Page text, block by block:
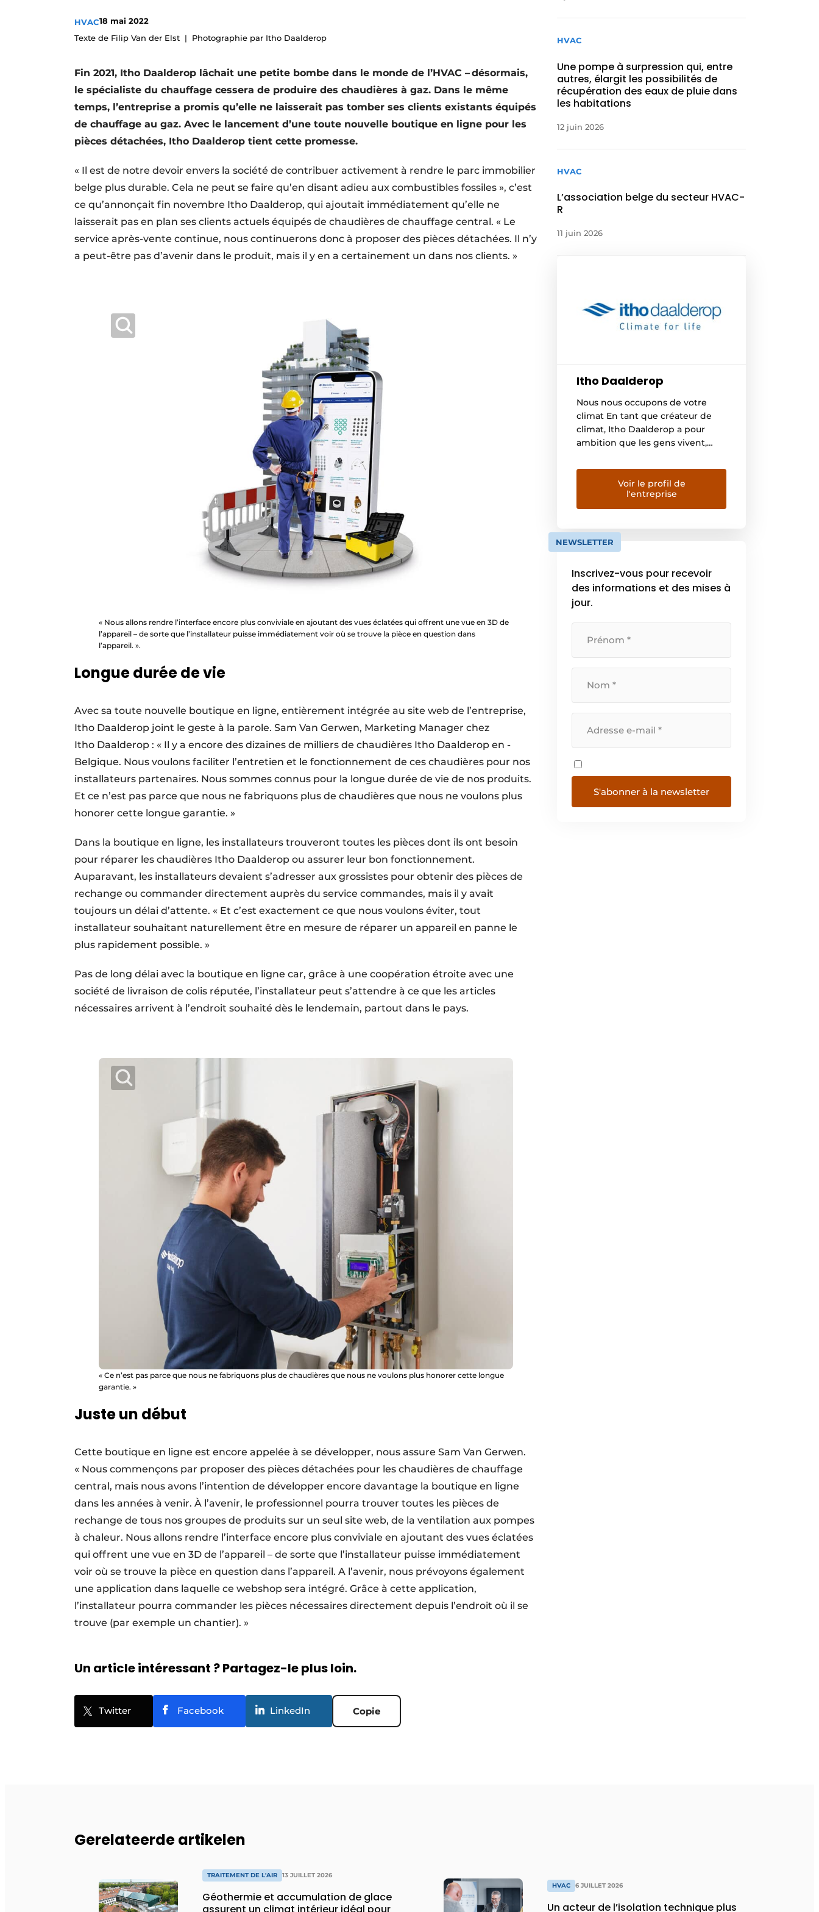
S’inscrire
Video’s
HVAC18 mai 2022
Texte de Filip Van der Elst
Photographie par Itho Daalderop
Fin 2021, Itho Daalderop lâchait une petite bombe dans le monde de l’HVAC – désormais,
le spécialiste du chauffage cessera de produire des chaudières à gaz. Dans le même
temps, l’entreprise a promis qu’elle ne laisserait pas tomber ses clients existants équipés
de chauffage au gaz. Avec le lancement d’une toute nouvelle boutique en ligne pour les
pièces détachées, Itho Daalderop tient cette promesse.
« Il est de notre devoir envers la société de contribuer activement à rendre le parc immobilier
belge plus durable. Cela ne peut se faire qu’en disant adieu aux combustibles fossiles », c’est
ce qu’annonçait fin novembre Itho Daalderop, qui ajoutait immédiatement qu’elle ne
laisserait pas en plan ses clients actuels équipés de chaudières de chauffage central. « Le
service après-vente continue, nous continuerons donc à proposer des pièces détachées. Il n’y
a peut-être pas d’avenir dans le produit, mais il y en a certainement un dans nos clients. »
« Nous allons rendre l’interface encore plus conviviale en ajoutant des vues éclatées qui offrent une vue en 3D de
l’appareil – de sorte que l’installateur puisse immédiatement voir où se trouve la pièce en question dans
l’appareil. ».
Longue durée de vie
Avec sa toute nouvelle boutique en ligne, entièrement intégrée au site web de l’entreprise,
Itho ­Daalderop joint le geste à la parole. Sam Van Gerwen, Marketing Manager chez
Itho Daalderop : « Il y a encore des dizaines de milliers de chaudières Itho Daalderop en ­
Belgique. Nous voulons faciliter l’entretien et le fonctionnement de ces chaudières pour nos
installateurs partenaires. Nous sommes connus pour la longue durée de vie de nos produits.
Et ce n’est pas parce que nous ne fabriquons plus de chaudières que nous ne voulons plus
honorer cette longue ­garantie. »
Dans la boutique en ligne, les installateurs trouveront toutes les pièces dont ils ont besoin
pour réparer les chaudières Itho Daalderop ou assurer leur bon fonctionnement.
Auparavant, les installateurs devaient s’adresser aux grossistes pour obtenir des pièces de
rechange ou commander directement auprès du service commandes, mais il y avait
toujours un délai d’attente. « Et c’est exactement ce que nous voulons éviter, tout
installateur souhaitant naturellement être en mesure de réparer un appareil en panne le
plus rapidement possible. »
Pas de long délai avec la boutique en ligne car, grâce à une coopération étroite avec une
société de livraison de colis réputée, l’installateur peut s’attendre à ce que les articles
nécessaires arrivent à l’endroit souhaité dès le lendemain, partout dans le pays.
« Ce n’est pas parce que nous ne fabriquons plus de chaudières que nous ne voulons plus honorer cette longue
garantie. »
Juste un début
Cette boutique en ligne est encore appelée à se développer, nous assure Sam Van Gerwen.
« Nous commençons par proposer des pièces détachées pour les chaudières de chauffage
central, mais nous avons l’intention de développer encore davantage la boutique en ligne
dans les années à venir. À l’avenir, le professionnel pourra trouver toutes les pièces de
rechange de tous nos groupes de produits sur un seul site web, de la ventilation aux pompes
à chaleur. Nous allons rendre l’interface encore plus conviviale en ajoutant des vues éclatées
qui offrent une vue en 3D de l’appareil – de sorte que l’installateur puisse immédiatement
voir où se trouve la pièce en question dans l’appareil. A l’avenir, nous prévoyons également
une application dans laquelle ce webshop sera intégré. Grâce à cette application,
l’installateur pourra commander les pièces nécessaires directement depuis l’endroit où il se
trouve (par exemple un chantier). »
Un article intéressant ? Partagez-le plus loin.
Twitter Facebook LinkedIn Copie
HVAC
Une pompe à surpression qui, entre
autres, élargit les possibilités de
récupération des eaux de pluie dans
les habitations
12 juin 2026
HVAC
L’association belge du secteur HVAC-
R
11 juin 2026
Itho Daalderop
Nous nous occupons de votre
climat En tant que créateur de
climat, Itho Daalderop a pour
ambition que les gens vivent,
agréablement grâce à des
solutions écologiques. Nos
produits de qualité forment un
concept global durable pour le
l’eau chaude et la ventilation.
Nous développons et produisons
Voir le profil de
l'entreprise
NEWSLETTER
Inscrivez-vous pour recevoir
des informations et des mises à
jour.
Gerelateerde artikelen
TRAITEMENT DE L'AIR 13 JUILLET 2026
Géothermie et accumulation de glace
HVAC 6 JUILLET 2026
Un acteur de l’isolation technique plus